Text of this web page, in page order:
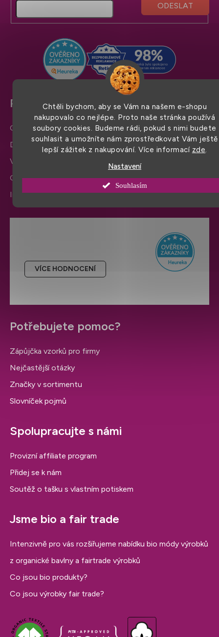
Chtěli bychom, aby se Vám na našem e-shopu
nakupovalo co nejlépe. Proto naše stránka používá
soubory cookies. Budeme rádi, pokud s nimi budete
souhlasit a umožníte nám zprostředkovat Vám ještě
lepší zážitek z nakupování. Více informací zde
Nastavení
Souhlasím
a
VÍCE HODNOCENÍ
Pro snadný nákup
Obchodní podmínky
Doprava a platba
Výměna zboží a reklamace
Ochrana osobních údajů
Informace a nastavení cookies
Potřebujete pomoc?
Zápůjčka vzorků pro firmy
Nejčastější otázky
Značky v sortimentu
Slovníček pojmů
Spolupracujte s námi
Provizní affiliate program
Přidej se k nám
Soutěž o tašku s vlastním potiskem
Jsme bio a fair trade
Intenzivně pro vás rozšiřujeme nabídku bio módy výrobků
z organické bavlny a fairtrade výrobků
Co jsou bio produkty?
Co jsou výrobky fair trade?